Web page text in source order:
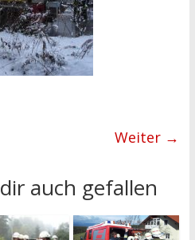
Weiter →
auch gefallen